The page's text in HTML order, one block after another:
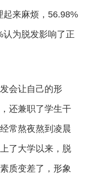
起来麻烦，56.98%
为脱发影响了正
会让自己的形
还兼职了学生干
常熬夜熬到凌晨
了大学以来，脱
质变差了，形象